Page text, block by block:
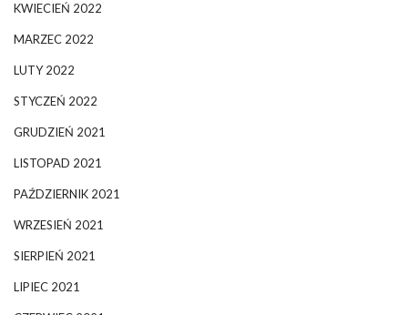
KWIECIEŃ 2022
MARZEC 2022
LUTY 2022
STYCZEŃ 2022
GRUDZIEŃ 2021
LISTOPAD 2021
PAŹDZIERNIK 2021
WRZESIEŃ 2021
SIERPIEŃ 2021
LIPIEC 2021